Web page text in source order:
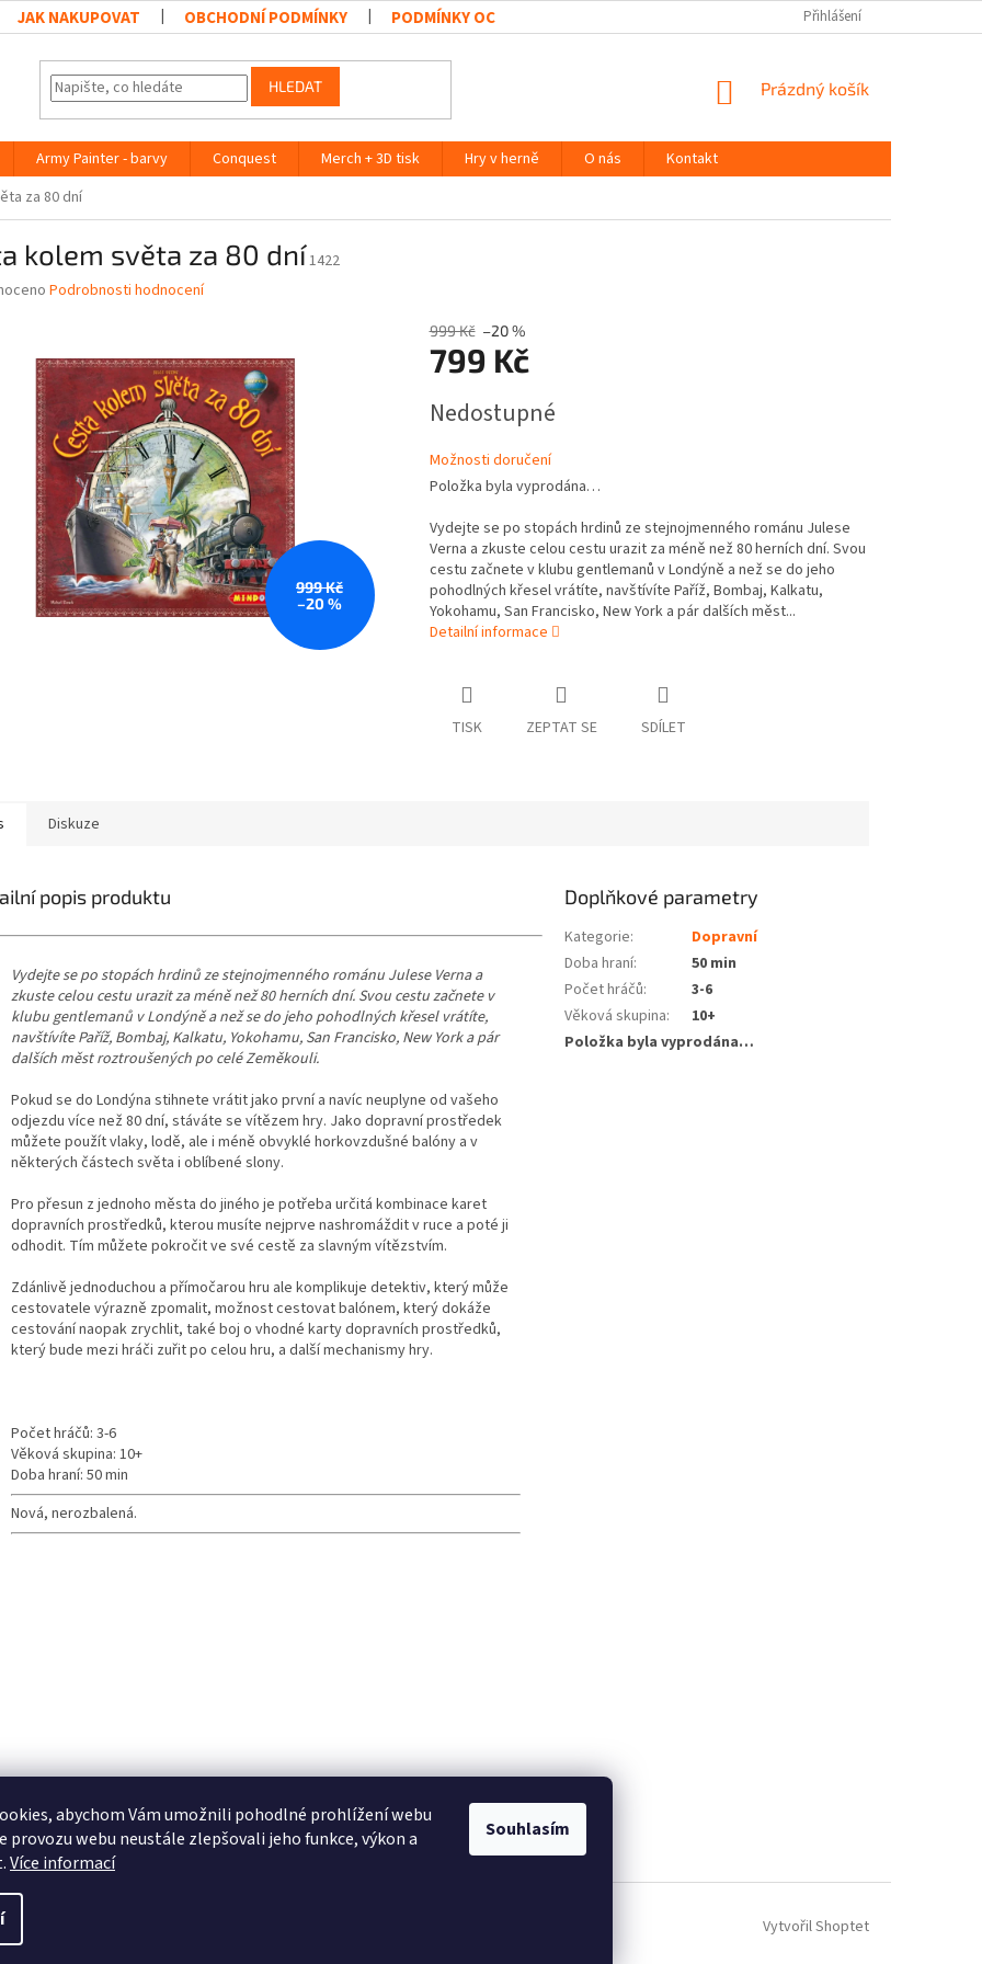
abychom Vám umožnili pohodlné prohlížení webu
provozu webu neustále zlepšovali jeho funkce, výkon a
Více informací
Souhlasím
JAK NAKUPOVAT OBCHODNÍ PODMÍNKY PODMÍNKY OCHRANY OSOBNÍCH ÚDAJŮ Přihlášení
HLEDAT
NÁKUPNÍ
Prázdný košík
Army Painter - barvy Conquest Merch + 3D tisk Hry v herně O nás
Kontakt
za 80 dní
kolem světa za 80 dní1422
Podrobnosti hodnocení
999 Kč
–20 %
999 Kč –20 %
799 Kč
cena:
Nedostupné
Možnosti doručení
Položka byla vyprodána…
Vydejte se po stopách hrdinů ze stejnojmenného románu Julese
Verna a zkuste celou cestu urazit za méně než 80 herních dní. Svou
cestu začnete v klubu gentlemanů v Londýně a než se do jeho
pohodlných křesel vrátíte, navštívíte Paříž, Bombaj, Kalkatu,
Yokohamu, San Francisko, New York a pár dalších měst...
Detailní informace
TISK ZEPTAT SE SDÍLET
Diskuze
popis produktu
Vydejte se po stopách hrdinů ze stejnojmenného románu Julese Verna a
zkuste celou cestu urazit za méně než 80 herních dní. Svou cestu začnete v
klubu gentlemanů v Londýně a než se do jeho pohodlných křesel vrátíte,
navštívíte Paříž, Bombaj, Kalkatu, Yokohamu, San Francisko, New York a pár
dalších měst roztroušených po celé Zeměkouli.
Pokud se do Londýna stihnete vrátit jako první a navíc neuplyne od vašeho
odjezdu více než 80 dní, stáváte se vítězem hry. Jako dopravní prostředek
můžete použít vlaky, lodě, ale i méně obvyklé horkovzdušné balóny a v
některých částech světa i oblíbené slony.
Pro přesun z jednoho města do jiného je potřeba určitá kombinace karet
dopravních prostředků, kterou musíte nejprve nashromáždit v ruce a poté ji
odhodit. Tím můžete pokročit ve své cestě za slavným vítězstvím.
Zdánlivě jednoduchou a přímočarou hru ale komplikuje detektiv, který může
cestovatele výrazně zpomalit, možnost cestovat balónem, který dokáže
cestování naopak zrychlit, také boj o vhodné karty dopravních prostředků,
který bude mezi hráči zuřit po celou hru, a další mechanismy hry.
Počet hráčů: 3-6
Věková skupina: 10+
Doba hraní: 50 min
Nová, nerozbalená.
Doplňkové parametry
Kategorie:
Dopravní
Doba hraní:
50 min
Počet hráčů:
3-6
Věková skupina:
10+
Položka byla vyprodána…
Vytvořil Shoptet